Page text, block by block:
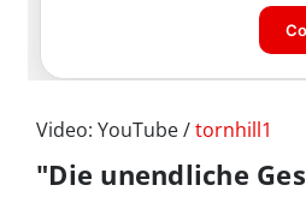
Video: YouTube /tornhill1
"Die unendliche